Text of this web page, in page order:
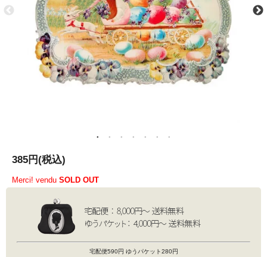
385円(税込)
Merci! vendu SOLD OUT
宅配便590円 ゆうパケット280円